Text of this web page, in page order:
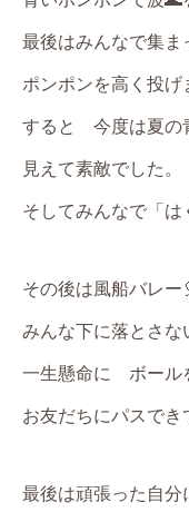
最後はみんなで集ま
ポンポンを高く投げ
すると 今度は夏の
見えて素敵でした。
そしてみんなで「は
その後は風船バレー
みんな下に落とさな
一生懸命に ボール
お友だちにパスでき
最後は頑張った自分